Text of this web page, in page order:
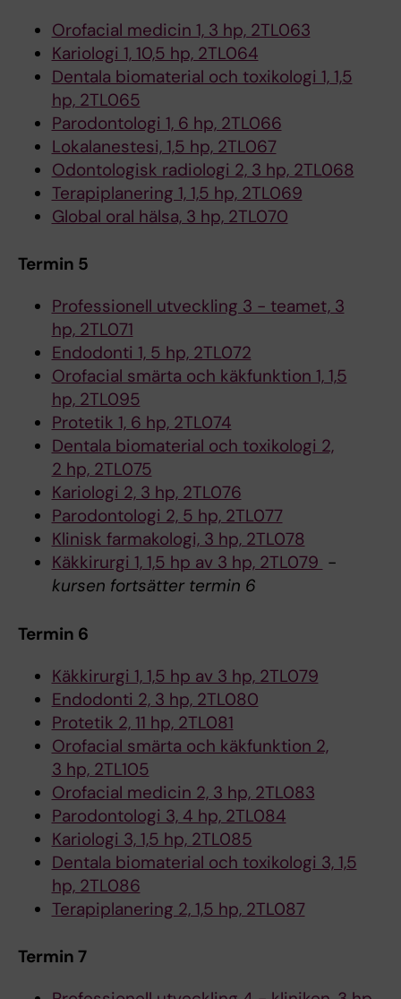
Orofacial medicin 1, 3 hp, 2TL063
Kariologi 1, 10,5 hp, 2TL064
Dentala biomaterial och toxikologi 1, 1,5
hp, 2TL065
Parodontologi 1, 6 hp, 2TL066
Lokalanestesi, 1,5 hp, 2TL067
Odontologisk radiologi 2, 3 hp, 2TL068
Terapiplanering 1, 1,5 hp, 2TL069
Global oral hälsa, 3 hp, 2TL070
Termin 5
Professionell utveckling 3 - teamet, 3
hp, 2TL071
Endodonti 1, 5 hp, 2TL072
Orofacial smärta och käkfunktion 1, 1,5
hp, 2TL095
Protetik 1, 6 hp, 2TL074
Dentala biomaterial och toxikologi 2,
2 hp, 2TL075
Kariologi 2, 3 hp, 2TL076
Parodontologi 2, 5 hp, 2TL077
Klinisk farmakologi, 3 hp, 2TL078
Käkkirurgi 1, 1,5 hp av 3 hp, 2TL079 -
kursen fortsätter termin 6
Termin 6
Käkkirurgi 1, 1,5 hp av 3 hp, 2TL079
Endodonti 2, 3 hp, 2TL080
Protetik 2, 11 hp, 2TL081
Orofacial smärta och käkfunktion 2,
3 hp, 2TL105
Orofacial medicin 2, 3 hp, 2TL083
Parodontologi 3, 4 hp, 2TL084
Kariologi 3, 1,5 hp, 2TL085
Dentala biomaterial och toxikologi 3, 1,5
hp, 2TL086
Terapiplanering 2, 1,5 hp, 2TL087
Termin 7